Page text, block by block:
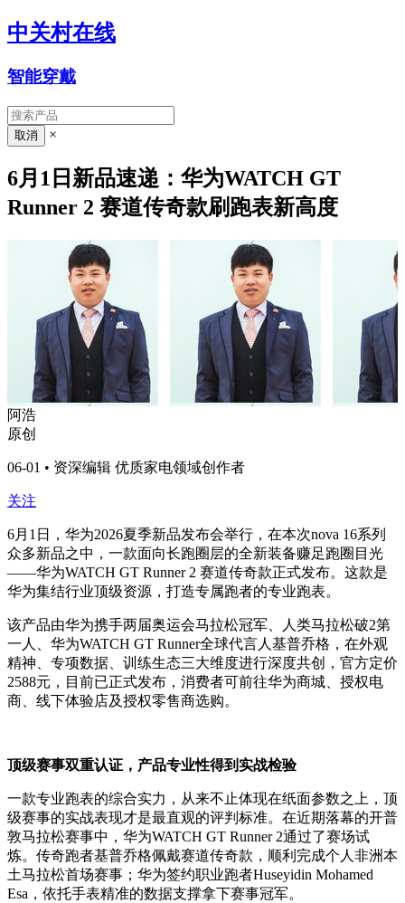
中关村在线
智能穿戴
×
6月1日新品速递：华为WATCH GT
Runner 2 赛道传奇款刷跑表新高度
阿浩
原创
06-01 • 资深编辑 优质家电领域创作者
关注
6月1日，华为2026夏季新品发布会举行，在本次nova 16系列
众多新品之中，一款面向长跑圈层的全新装备赚足跑圈目光
——华为WATCH GT Runner 2 赛道传奇款正式发布。这款是
华为集结行业顶级资源，打造专属跑者的专业跑表。
该产品由华为携手两届奥运会马拉松冠军、人类马拉松破2第
一人、华为WATCH GT Runner全球代言人基普乔格，在外观
精神、专项数据、训练生态三大维度进行深度共创，官方定价
2588元，目前已正式发布，消费者可前往华为商城、授权电
商、线下体验店及授权零售商选购。
顶级赛事双重认证，产品专业性得到实战检验
一款专业跑表的综合实力，从来不止体现在纸面参数之上，顶
级赛事的实战表现才是最直观的评判标准。在近期落幕的开普
敦马拉松赛事中，华为WATCH GT Runner 2通过了赛场试
炼。传奇跑者基普乔格佩戴赛道传奇款，顺利完成个人非洲本
土马拉松首场赛事；华为签约职业跑者Huseyidin Mohamed
Esa，依托手表精准的数据支撑拿下赛事冠军。